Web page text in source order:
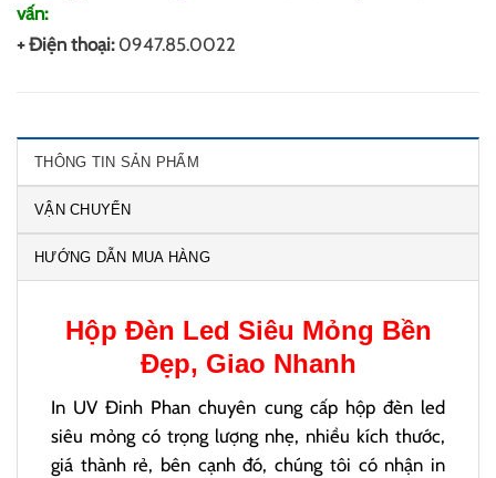
vấn:
+ Điện thoại: 0947.85.0022
THÔNG TIN SẢN PHẨM
VẬN CHUYỂN
HƯỚNG DẪN MUA HÀNG
Hộp Đèn Led Siêu Mỏng Bền
Đẹp, Giao Nhanh
In UV Đinh Phan chuyên cung cấp hộp đèn led
siêu mỏng có trọng lượng nhẹ, nhiều kích thước,
giá thành rẻ, bên cạnh đó, chúng tôi có nhận in